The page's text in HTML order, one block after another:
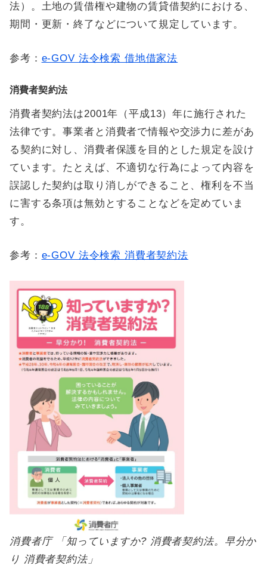
法）。土地の賃借権や建物の賃貸借契約における、
期間・更新・終了などについて規定しています。
参考： e-GOV 法令検索 借地借家法
消費者契約法
消費者契約法は2001年（平成13）年に施行された
法律です。事業者と消費者で情報や交渉力に差があ
る契約に対し、消費者保護を目的とした規定を設け
ています。たとえば、不適切な行為によって内容を
誤認した契約は取り消しができること、権利を不当
に害する条項は無効とすることなどを定めていま
す。
参考： e-GOV 法令検索 消費者契約法
消費者庁 「知っていますか? 消費者契約法。早分か
り 消費者契約法」